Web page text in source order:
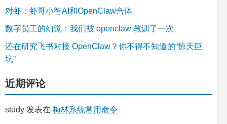
对虾：虾哥小智AI和OpenClaw合体
数字员工的幻觉：我们被 openclaw 教训了一次
还在研究飞书对接 OpenClaw？你不得不知道的“惊天巨
坑”
近期评论
study 发表在 梅林系统常用命令